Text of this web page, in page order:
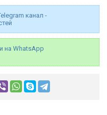
канал -
на WhatsApp